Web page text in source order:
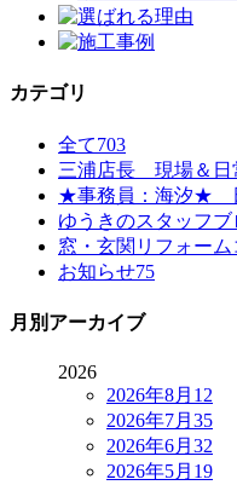
カテゴリ
全て703
三浦店長 現場＆日
★事務員：海汐★
ゆうきのスタッフブ
窓・玄関リフォーム
お知らせ75
月別アーカイブ
2026
2026年8月 12
2026年7月 35
2026年6月 32
2026年5月 19